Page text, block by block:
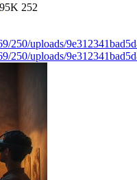
95K 252
250/uploads/
250/uploads/